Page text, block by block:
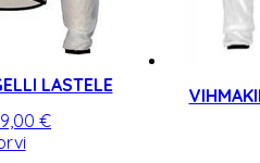
LASTELE
€Praegune